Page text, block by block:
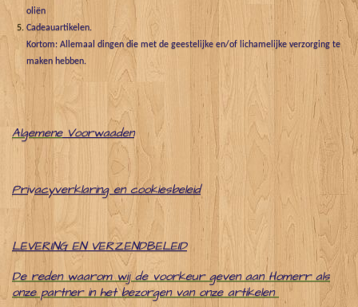
oliën
Cadeauartikelen.
Kortom: Allemaal dingen die met de geestelijke en/of lichamelijke verzorging te
maken hebben.
Algemene Voorwaaden
Privacyverklaring en cookiesbeleid
LEVERING EN VERZENDBELEID
De reden waarom wij de voorkeur geven aan Homerr als
onze partner in het bezorgen van onze artikelen